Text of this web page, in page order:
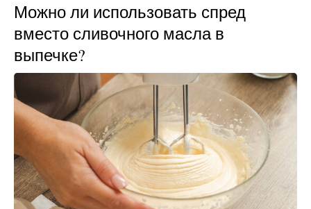
Можно ли использовать спред
вместо сливочного масла в
выпечке?